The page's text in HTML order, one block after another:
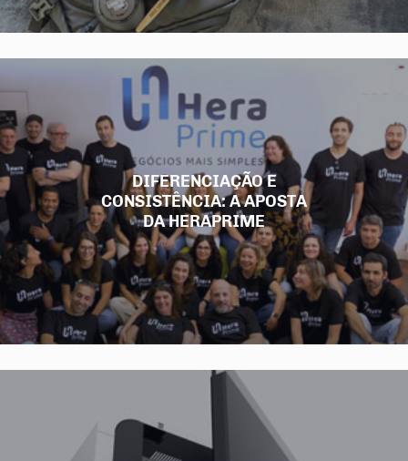
DIFERENCIAÇÃO E
CONSISTÊNCIA: A APOSTA
DA HERAPRIME